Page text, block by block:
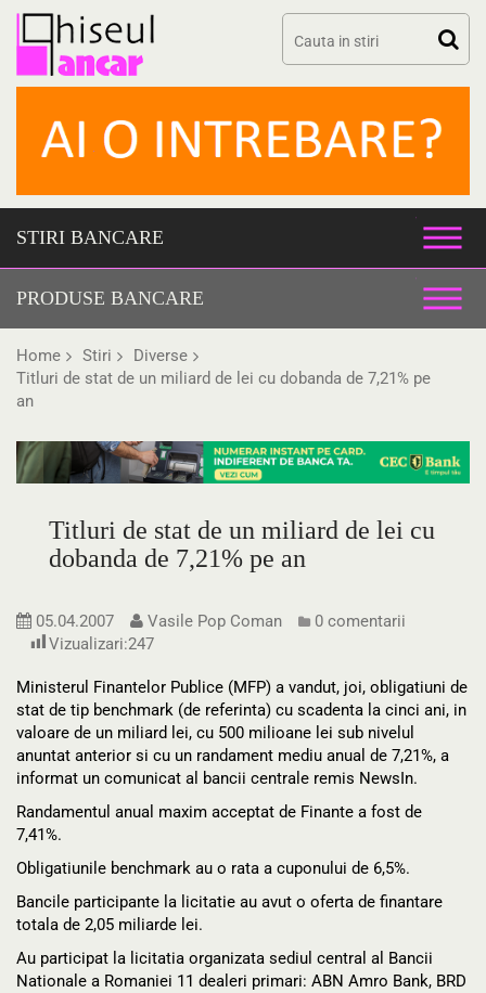
Skip
STIRI BANCARE
PRODUSE BANCARE
Home Stiri
Diverse
Titluri de stat de un miliard de lei cu dobanda de 7,21% pe
an
Titluri de stat de un miliard de lei cu
dobanda de 7,21% pe an
05.04.2007 Vasile Pop Coman
0 comentarii
Vizualizari:247
Ministerul Finantelor Publice (MFP) a vandut, joi, obligatiuni de
stat de tip benchmark (de referinta) cu scadenta la cinci ani, in
valoare de un miliard lei, cu 500 milioane lei sub nivelul
anuntat anterior si cu un randament mediu anual de 7,21%, a
informat un comunicat al bancii centrale remis NewsIn.
Randamentul anual maxim acceptat de Finante a fost de
7,41%.
Obligatiunile benchmark au o rata a cuponului de 6,5%.
Bancile participante la licitatie au avut o oferta de finantare
totala de 2,05 miliarde lei.
Au participat la licitatia organizata sediul central al Bancii
Nationale a Romaniei 11 dealeri primari: ABN Amro Bank, BRD